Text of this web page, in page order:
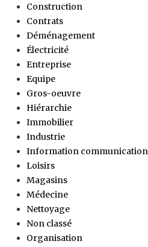
Construction
Contrats
Déménagement
Électricité
Entreprise
Equipe
Gros-oeuvre
Hiérarchie
Immobilier
Industrie
Information communication
Loisirs
Magasins
Médecine
Nettoyage
Non classé
Organisation